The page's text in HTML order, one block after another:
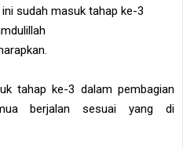
sudah masuk tahap ke-3
tahap ke-3 dalam pembagian
berjalan sesuai yang di